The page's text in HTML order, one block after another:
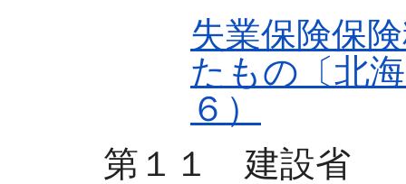
失業保険保
たもの〔北
６）
第１１ 建設省